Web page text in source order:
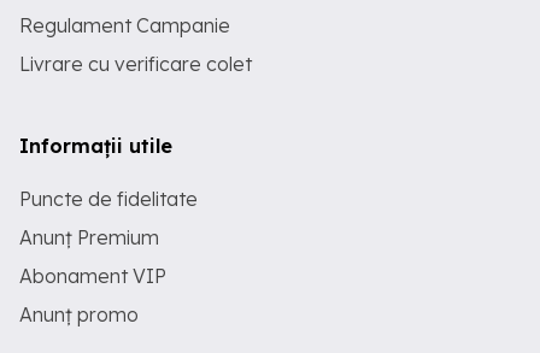
Regulament Campanie
Livrare cu verificare colet
Informații utile
Puncte de fidelitate
Anunț Premium
Abonament VIP
Anunț promo